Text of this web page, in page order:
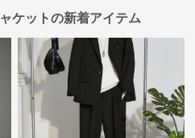
ケットの新着アイテム